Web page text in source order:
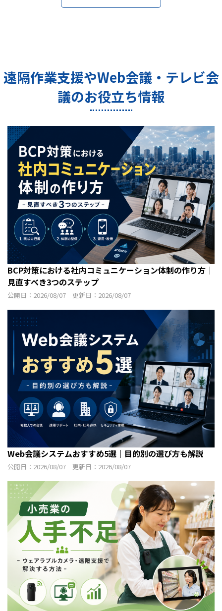
遠隔作業支援やWeb会議・テレビ会
議のお役立ち情報
BCP対策における社内コミュニケーション体制の作り方｜
見直すべき3つのステップ
公開日：2026/08/07 更新日：2026/08/07
Web会議システムおすすめ5選｜目的別の選び方も解説
公開日：2026/08/07 更新日：2026/08/07